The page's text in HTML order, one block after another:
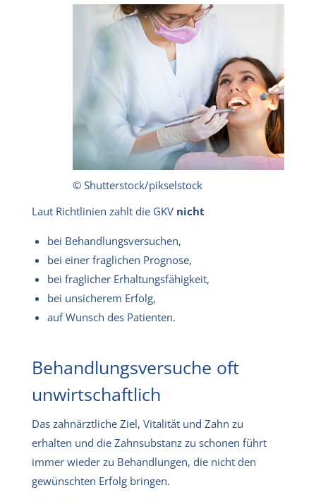
© Shutterstock/pikselstock
Laut Richtlinien zahlt die GKV nicht
bei Behandlungsversuchen,
bei einer fraglichen Prognose,
bei fraglicher Erhaltungsfähigkeit,
bei unsicherem Erfolg,
auf Wunsch des Patienten.
Behandlungsversuche oft
unwirtschaftlich
Das zahnärztliche Ziel, Vitalität und Zahn zu
erhalten und die Zahnsubstanz zu schonen führt
immer wieder zu Behandlungen, die nicht den
gewünschten Erfolg bringen.